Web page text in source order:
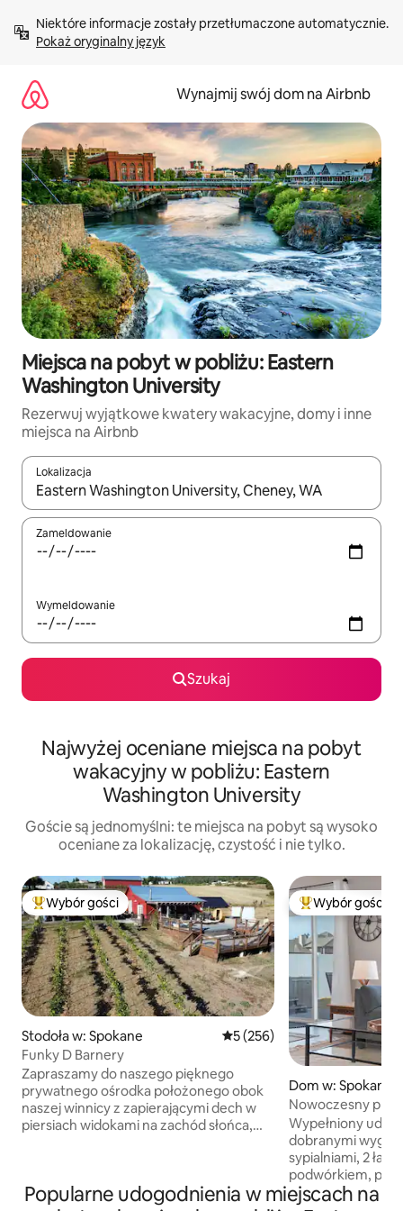
treści Pokaż oryginalny język
Wynajmij swój dom na Airbnb
Miejsca na pobyt w pobliżu: Eastern
Washington University
Rezerwuj wyjątkowe kwatery wakacyjne, domy i inne
miejsca na Airbnb
Lokalizacja
Gdy wyniki będą dostępne, możesz poruszać się po nich za
Zameldowanie
Wymeldowanie
Szukaj
Najwyżej oceniane miejsca na pobyt
wakacyjny w pobliżu: Eastern
Washington University
Goście są jednomyślni: te miejsca na pobyt są wysoko
oceniane za lokalizację, czystość i nie tylko.
Najpopularniejsze z kategorii Wybór gości
Wybór gości
Stodoła w: Spokane Średnia ocena: 5 na 5, liczba
5 (256)
Funky D Barnery
Zapraszamy do naszego pięknego
prywatnego ośrodka położonego obok
naszej winnicy z zapierającymi dech w
piersiach widokami na zachód słońca,
świeżym powietrzu i zanurzyć się w
Wybór gości
Dom w: Spokane
Nowoczesny
z jacuzzi i
Wypełniony
dobranymi
sypialniami, 2
podwórkiem,
hydromasażem i
Popularne udogodnienia w miejscach na